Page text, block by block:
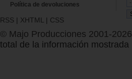
Política de devoluciones
RSS | XHTML | CSS
© Majo Producciones 2001-2026
total de la información mostrada